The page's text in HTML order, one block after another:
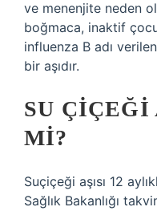
ve menenjite neden
boğmaca, inaktif
influenza B adı
bir aşıdır.
SU
MI?
Suçiçeği aşısı 12
Sağlık Bakanlığı